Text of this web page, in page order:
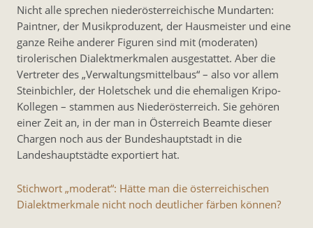
Nicht alle sprechen niederösterreichische Mundarten:
Paintner, der Musikproduzent, der Hausmeister und eine
ganze Reihe anderer Figuren sind mit (moderaten)
tirolerischen Dialektmerkmalen ausgestattet. Aber die
Vertreter des „Verwaltungsmittelbaus“ – also vor allem
Steinbichler, der Holetschek und die ehemaligen Kripo-
Kollegen – stammen aus Niederösterreich. Sie gehören
einer Zeit an, in der man in Österreich Beamte dieser
Chargen noch aus der Bundeshauptstadt in die
Landeshauptstädte exportiert hat.
Stichwort „moderat“: Hätte man die österreichischen
Dialektmerkmale nicht noch deutlicher färben können?